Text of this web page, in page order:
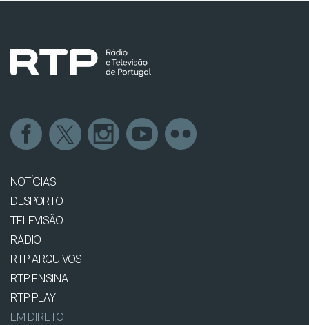
NOTÍCIAS
DESPORTO
TELEVISÃO
RÁDIO
RTP ARQUIVOS
RTP ENSINA
RTP PLAY
EM DIRETO